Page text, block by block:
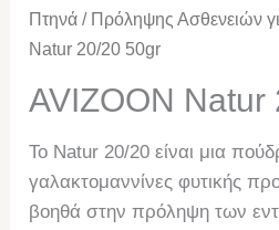
Πτηνά / Πρόληψης Ασθενειών
Natur 20/20 50gr
AVIZOON Natur
Το Natur 20/20 είναι μια
γαλακτομαννίνες φυτικής
βοηθά στην πρόληψη των